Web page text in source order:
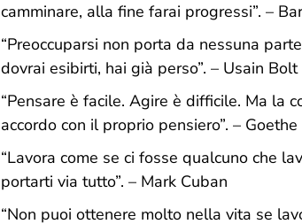
camminare, alla fine farai progressi”. –
“Preoccuparsi non porta da nessuna
dovrai esibirti, hai già perso”. – Usain Bolt
“Pensare è facile. Agire è difficile. Ma la
accordo con il proprio pensiero”. – Goethe
“Lavora come se ci fosse qualcuno che
portarti via tutto”. – Mark Cuban
“Non puoi ottenere molto nella vita se